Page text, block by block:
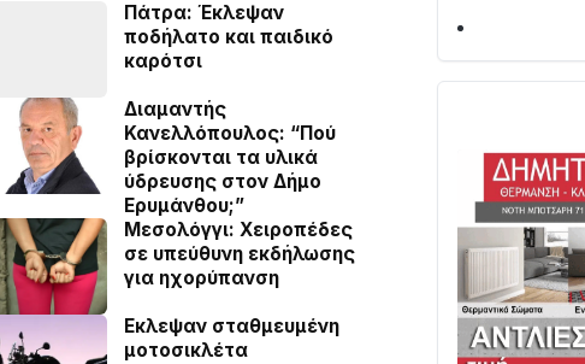
Πάτρα: Έκλεψαν
ποδήλατο και παιδικό
καρότσι
Διαμαντής
Κανελλόπουλος: “Πού
βρίσκονται τα υλικά
ύδρευσης στον Δήμο
Ερυμάνθου;”
Μεσολόγγι: Χειροπέδες
σε υπεύθυνη εκδήλωσης
για ηχορύπανση
Εκλεψαν σταθμευμένη
μοτοσικλέτα